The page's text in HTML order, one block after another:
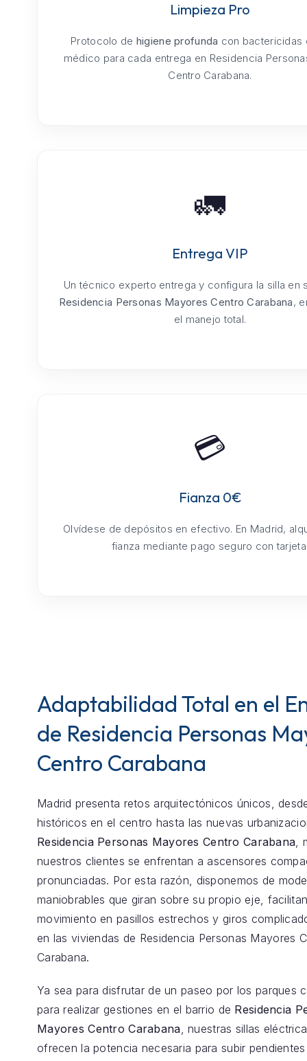
Limpieza Pro
Protocolo de higiene profunda con bactericidas
médico para cada entrega en Residencia
Centro Carabana.
🚛
Entrega VIP
Un técnico experto entrega y configura la silla en
Residencia Personas Mayores Centro Carabana,
el manejo total.
💳
Fianza 0€
Olvídese de depósitos en efectivo. En Madrid,
fianza mediante pago seguro con
Adaptabilidad Total en el
de Residencia Personas
Centro Carabana
Madrid presenta retos arquitectónicos únicos,
históricos en el centro hasta las nuevas
Residencia Personas Mayores Centro Carabana
nuestros clientes se enfrentan a ascensores
pronunciadas. Por esta razón, disponemos de
maniobrables que giran sobre su propio eje,
movimiento en pasillos estrechos y giros
en las viviendas de Residencia Personas Mayores
Carabana.
Ya sea para disfrutar de un paseo por los parques
para realizar gestiones en el barrio de Residencia
Mayores Centro Carabana , nuestras sillas
ofrecen la potencia necesaria para subir